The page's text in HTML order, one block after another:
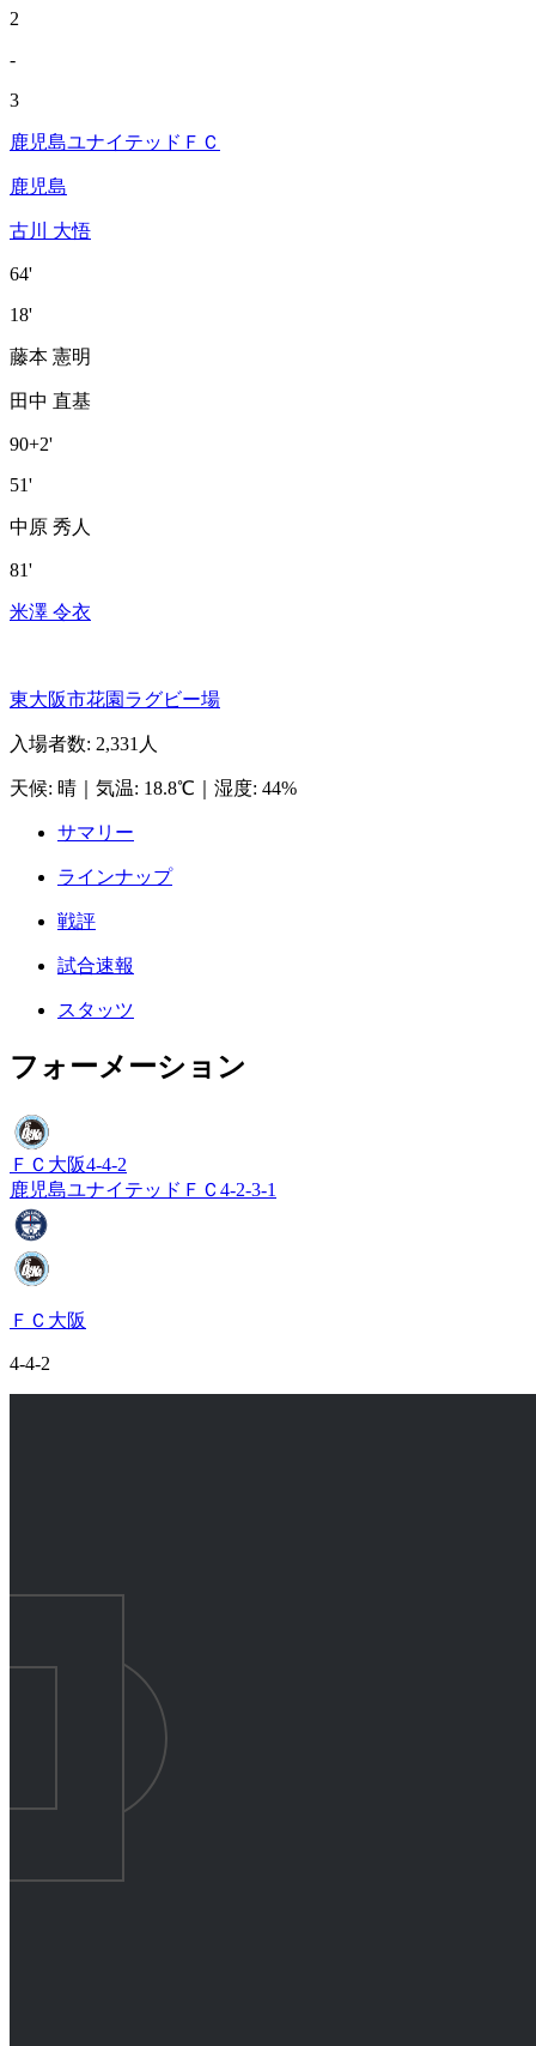
2
-
3
鹿児島ユナイテッドＦＣ
鹿児島
古川 大悟
64'
18'
藤本 憲明
田中 直基
90+2'
51'
中原 秀人
81'
米澤 令衣
東大阪市花園ラグビー場
入場者数: 2,331人
天候: 晴 気温: 18.8℃ 湿度: 44%
サマリー
ラインナップ
戦評
試合速報
スタッツ
フォーメーション
ＦＣ大阪4-4-2
鹿児島ユナイテッドＦＣ 4-2-3-1
ＦＣ大阪
4-4-2